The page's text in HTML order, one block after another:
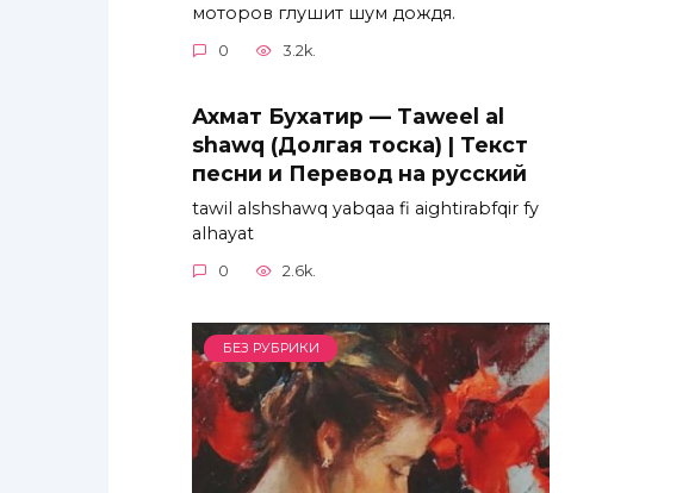
моторов глушит шум дождя.
0 3.2k.
Ахмат Бухатир — Taweel al
shawq (Долгая тоска) | Текст
песни и Перевод на русский
tawil alshshawq yabqaa fi aightirabfqir fy
alhayat
0 2.6k.
БЕЗ РУБРИКИ